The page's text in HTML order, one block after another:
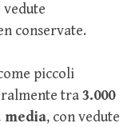
vedute
conservate.
piccoli
tra3.000
media, con vedute